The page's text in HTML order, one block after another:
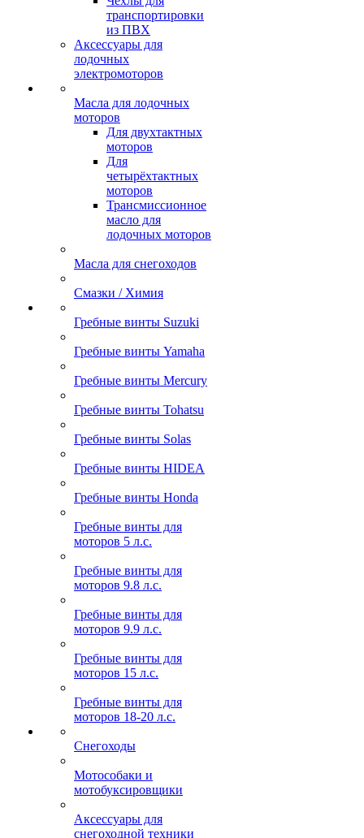
транспортировки
из ПВХ
Аксессуары для
лодочных
электромоторов
Масла для лодочных
моторов
Для двухтактных
моторов
Для
четырёхтактных
моторов
Трансмиссионное
масло для
лодочных моторов
Масла для снегоходов
Смазки / Химия
Гребные винты Suzuki
Гребные винты Yamaha
Гребные винты Mercury
Гребные винты Tohatsu
Гребные винты Solas
Гребные винты HIDEA
Гребные винты Honda
Гребные винты для
моторов 5 л.с.
Гребные винты для
моторов 9.8 л.с.
Гребные винты для
моторов 9.9 л.с.
Гребные винты для
моторов 15 л.с.
Гребные винты для
моторов 18-20 л.с.
Снегоходы
Мотособаки и
мотобуксировщики
Аксессуары для
снегоходной техники